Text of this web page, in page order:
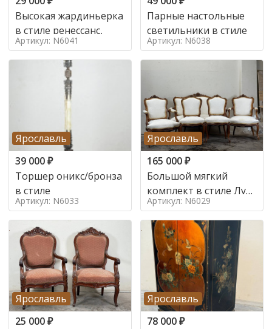
Высокая жардиньерка
в стиле ренессанс,
Артикул: N6041
Парные настольные
светильники в стиле
Артикул: N6038
Ярославль
39 000₽
Торшер оникс/бронза
в стиле
Артикул: N6033
Ярославль
165 000₽
Большой мягкий
комплект в стиле Луи
в стиле
Артикул: N6029
Ярославль
25 000₽
Ярославль
78 000₽